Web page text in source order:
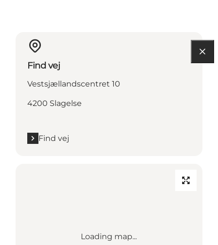
Find vej
Vestsjællandscentret 10
4200 Slagelse
Find vej
Loading map...